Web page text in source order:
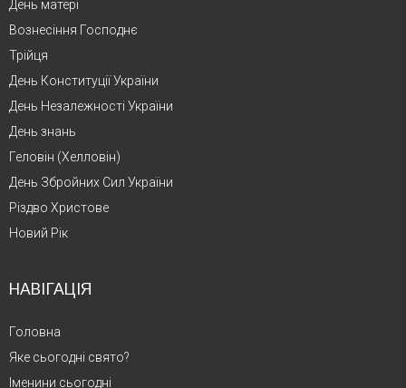
День матері
Вознесіння Господнє
Трійця
День Конституції України
День Незалежності України
День знань
Геловін (Хелловін)
День Збройних Сил України
Різдво Христове
Новий Рік
НАВІГАЦІЯ
Головна
Яке сьогодні свято?
Іменини сьогодні